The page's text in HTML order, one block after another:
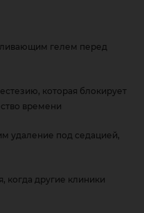
гелем перед
которая блокирует
времени
удаление под седацией,
другие клиники